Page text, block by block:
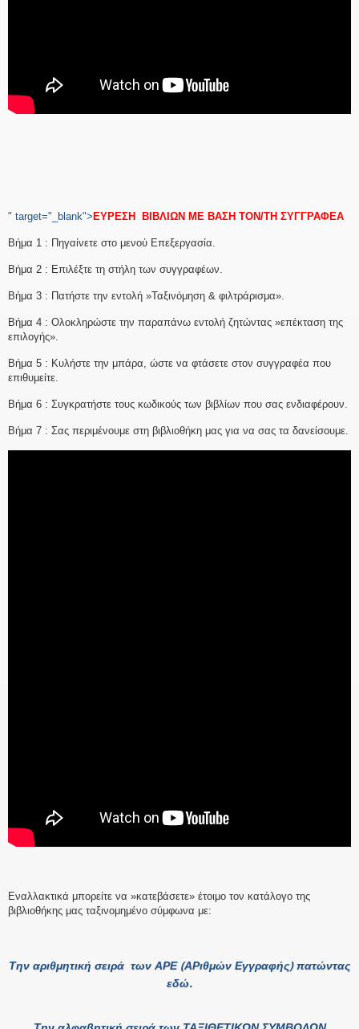
" target="_blank">ΕΥΡΕΣΗ ΒΙΒΛΙΩΝ ΜΕ ΒΑΣΗ ΤΟΝ/ΤΗ ΣΥΓΓΡΑΦΕΑ
Βήμα 1 : Πηγαίνετε στο μενού Επεξεργασία.
Βήμα 2 : Επιλέξτε τη στήλη των συγγραφέων.
Βήμα 3 : Πατήστε την εντολή »Ταξινόμηση & φιλτράρισμα».
Βήμα 4 : Ολοκληρώστε την παραπάνω εντολή ζητώντας »επέκταση της
επιλογής».
Βήμα 5 : Κυλήστε την μπάρα, ώστε να φτάσετε στον συγγραφέα που
επιθυμείτε.
Βήμα 6 : Συγκρατήστε τους κωδικούς των βιβλίων που σας ενδιαφέρουν.
Βήμα 7 : Σας περιμένουμε στη βιβλιοθήκη μας για να σας τα δανείσουμε.
Εναλλακτικά μπορείτε να »κατεβάσετε» έτοιμο τον κατάλογο της
βιβλιοθήκης μας ταξινομημένο σύμφωνα με:
Την αριθμητική σειρά των ΑΡΕ (ΑΡιθμών Εγγραφής) πατώντας
εδώ.